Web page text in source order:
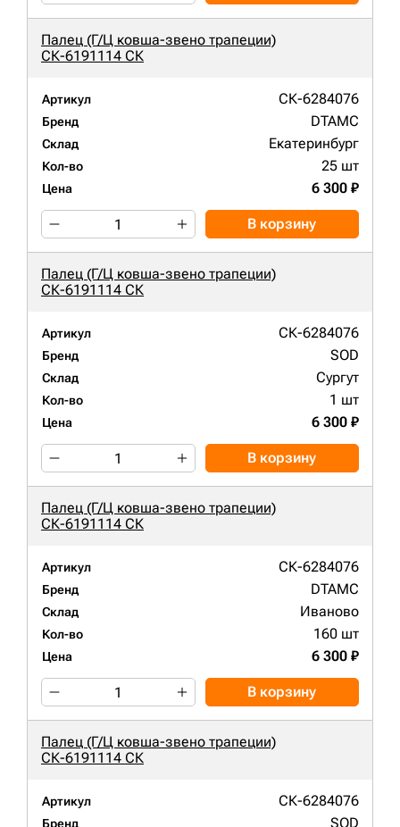
Палец (Г/Ц ковша-звено трапеции)
СК-6191114 СК
Артикул СК-6284076
Бренд DTAMC
Склад Екатеринбург
Кол-во 25 шт
Цена 6 300 ₽
В корзину
Палец (Г/Ц ковша-звено трапеции)
СК-6191114 СК
Артикул СК-6284076
Бренд SOD
Склад Сургут
Кол-во 1 шт
Цена 6 300 ₽
В корзину
Палец (Г/Ц ковша-звено трапеции)
СК-6191114 СК
Артикул СК-6284076
Бренд DTAMC
Склад Иваново
Кол-во 160 шт
Цена 6 300 ₽
В корзину
Палец (Г/Ц ковша-звено трапеции)
СК-6191114 СК
Артикул СК-6284076
Бренд SOD